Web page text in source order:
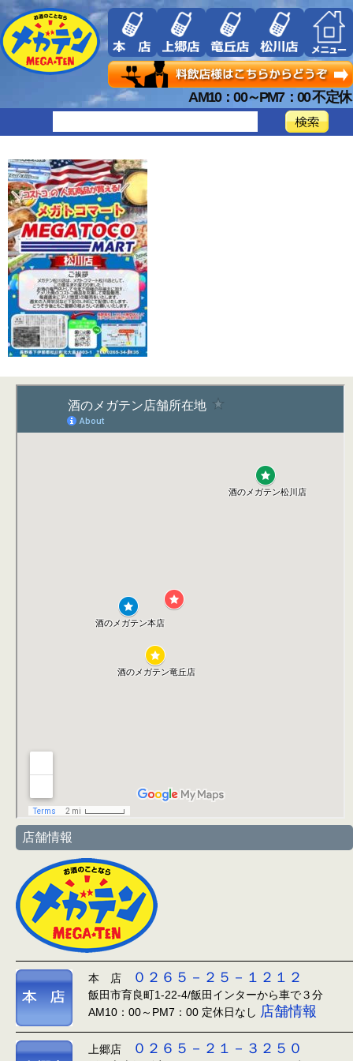
AM10：00～PM7：00 不定休
店舗情報
本 店 ０２６５－２５－１２１２
飯田市育良町1-22-4/飯田インターから車で３分
AM10：00～PM7：00 定休日なし 店舗情報
上郷店 ０２６５－２１－３２５０